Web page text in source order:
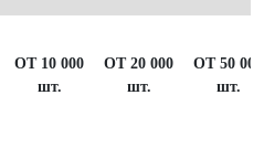
ОТ 10 000
шт.
ОТ 20 000
шт.
ОТ 50 000
шт.